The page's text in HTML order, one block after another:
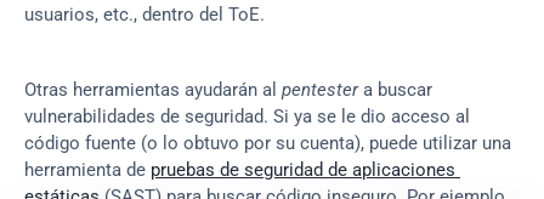
usuarios, etc., dentro del ToE.
Otras herramientas ayudarán al pentester a buscar
vulnerabilidades de seguridad. Si ya se le dio acceso al
código fuente (o lo obtuvo por su cuenta), puede utilizar una
herramienta de pruebas de seguridad de aplicaciones